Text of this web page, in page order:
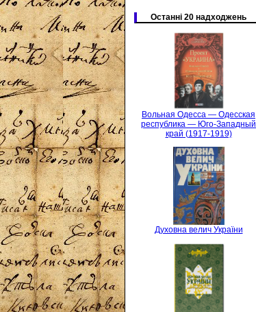
Останні 20 надходжень
Вольная Одесса — Одесская
республика — Юго-Западный
край (1917-1919)
Духовна велич України